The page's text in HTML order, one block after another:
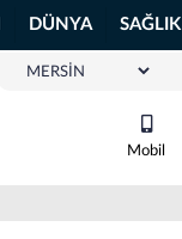
DÜNYA SAĞLIK
Mobil